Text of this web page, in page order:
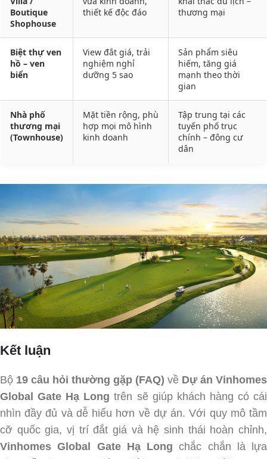
Boutique
Shophouse
thiết kế độc đáo
thương mại
Biệt thự ven
hồ – ven
biển
View đắt giá, trải
nghiệm nghỉ
dưỡng 5 sao
Sản phẩm siêu
hiếm, tăng giá
mạnh theo thời
gian
Nhà phố
thương mại
(Townhouse)
Mặt tiền rộng, phù
hợp mọi mô hình
kinh doanh
Tập trung tại các
tuyến phố trục
chính – đông cư
dân
Kết luận
Bộ 19 câu hỏi thường gặp (FAQ) về Dự án Vinhomes
Global Gate Hạ Long trên sẽ giúp khách hàng có cái
nhìn đầy đủ và dễ hiểu hơn về dự án. Với quy mô tầm
cỡ quốc gia, vị trí đắt giá và hệ sinh thái hoàn chỉnh,
Vinhomes Global Gate Hạ Long chắc chắn là lựa